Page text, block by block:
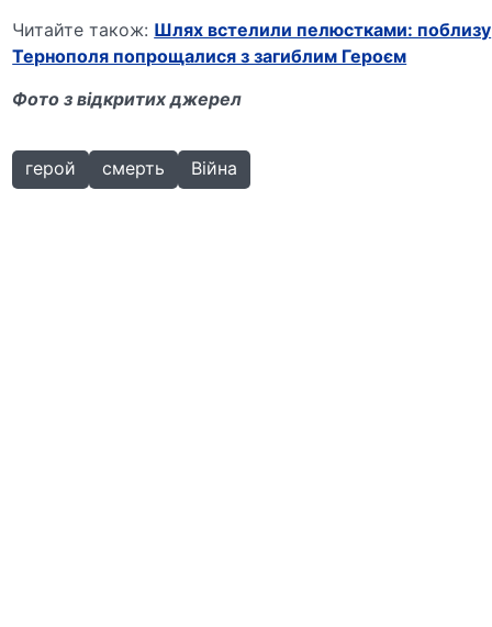
Читайте також: Шлях встелили пелюстками: поблизу
Тернополя попрощалися з загиблим Героєм
Фото з відкритих джерел
герой смерть Війна